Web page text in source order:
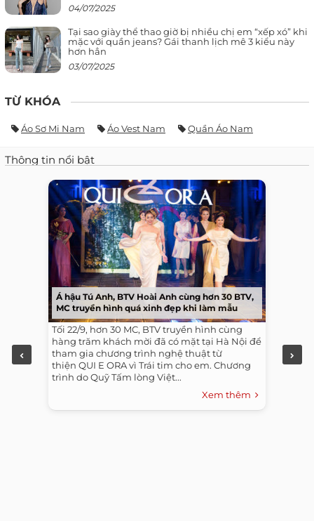
04/07/2025
Tại sao giày thể thao giờ bị nhiều chị em “xếp xó” khi
mặc với quần jeans? Gái thanh lịch mê 3 kiểu này
hơn hẳn
03/07/2025
TỪ KHÓA
Áo Sơ Mi Nam Áo Vest Nam Quần Áo Nam
Thông tin nổi bật
Á hậu Tú Anh, BTV Hoài Anh cùng hơn 30 BTV,
MC truyền hình quá xinh đẹp khi làm mẫu
Tối 22/9, hơn 30 MC, BTV truyền hình cùng
hàng trăm khách mời đã có mặt tại Hà Nội để
tham gia chương trình nghệ thuật từ
thiện QUI E ORA vì Trái tim cho em. Chương
trình do Quỹ Tấm lòng Việt...
Xem thêm